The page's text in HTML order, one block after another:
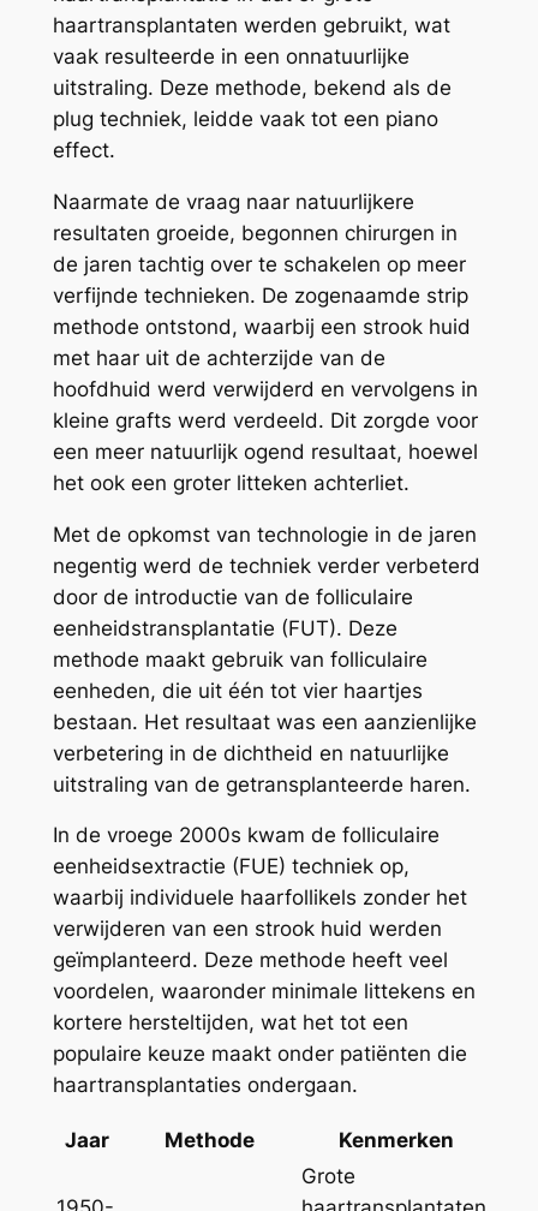
haartransplantaten werden gebruikt, wat
vaak resulteerde in een onnatuurlijke
uitstraling. Deze methode, bekend als de
plug techniek, leidde vaak tot een piano
effect.
Naarmate de vraag naar natuurlijkere
resultaten groeide, begonnen chirurgen in
de jaren tachtig over te schakelen op meer
verfijnde technieken. De zogenaamde strip
methode ontstond, waarbij een strook huid
met haar uit de achterzijde van de
hoofdhuid werd verwijderd en vervolgens in
kleine grafts werd verdeeld. Dit zorgde voor
een meer natuurlijk ogend resultaat, hoewel
het ook een groter litteken achterliet.
Met de opkomst van technologie in de jaren
negentig werd de techniek verder verbeterd
door de introductie van de folliculaire
eenheidstransplantatie (FUT). Deze
methode maakt gebruik van folliculaire
eenheden, die uit één tot vier haartjes
bestaan. Het resultaat was een aanzienlijke
verbetering in de dichtheid en natuurlijke
uitstraling van de getransplanteerde haren.
In de vroege 2000s kwam de folliculaire
eenheidsextractie (FUE) techniek op,
waarbij individuele haarfollikels zonder het
verwijderen van een strook huid werden
geïmplanteerd. Deze methode heeft veel
voordelen, waaronder minimale littekens en
kortere hersteltijden, wat het tot een
populaire keuze maakt onder patiënten die
haartransplantaties ondergaan.
Jaar Methode Kenmerken
Grote